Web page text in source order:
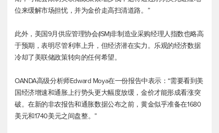
位来缓解市场担忧，并为金价走高扫清道路。”
此外，美国9月供应管理协会(ISM)非制造业采购经理人指数也略高
于预期，表明尽管利率上升，但经济潜在实力。乐观的经济数据
冷却了美联储政策转向的任何希望。
OANDA高级分析师Edward Moya在一份报告中表示：“需要看到美
国经济增速和通胀上行势头更大幅度放缓，金价才能形成看涨突
破。在新的非农报告和通胀数据公布之前，黄金似乎准备在1680
美元和1740美元之间盘整。”